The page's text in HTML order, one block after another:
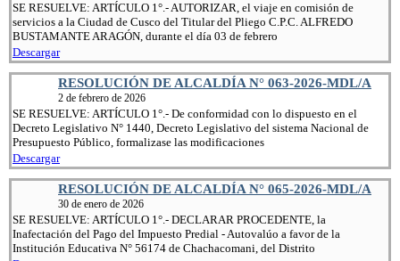
SE RESUELVE: ARTÍCULO 1°.- AUTORIZAR, el viaje en comisión de
servicios a la Ciudad de Cusco del Titular del Pliego C.P.C. ALFREDO
BUSTAMANTE ARAGÓN, durante el día 03 de febrero
Descargar
RESOLUCIÓN DE ALCALDÍA N° 063-2026-MDL/A
2 de febrero de 2026
SE RESUELVE: ARTÍCULO 1°.- De conformidad con lo dispuesto en el
Decreto Legislativo N° 1440, Decreto Legislativo del sistema Nacional de
Presupuesto Público, formalizase las modificaciones
Descargar
RESOLUCIÓN DE ALCALDÍA N° 065-2026-MDL/A
30 de enero de 2026
SE RESUELVE: ARTÍCULO 1°.- DECLARAR PROCEDENTE, la
Inafectación del Pago del Impuesto Predial - Autovalúo a favor de la
Institución Educativa N° 56174 de Chachacomani, del Distrito